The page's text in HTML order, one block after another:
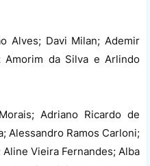
Alves; Davi Milan; Ademir
Amorim da Silva e Arlindo
Adriano Ricardo de
Alessandro Ramos Carloni;
Vieira Fernandes; Alba